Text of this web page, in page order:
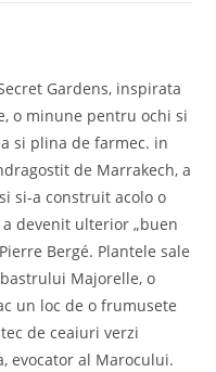
Gardens, inspirata
o minune pentru ochi si
si plina de farmec. in
de Marrakech, a
si-a construit acolo o
devenit ulterior „buen
Bergé. Plantele sale
Majorelle, o
un loc de o frumusete
de ceaiuri verzi
evocator al Marocului.